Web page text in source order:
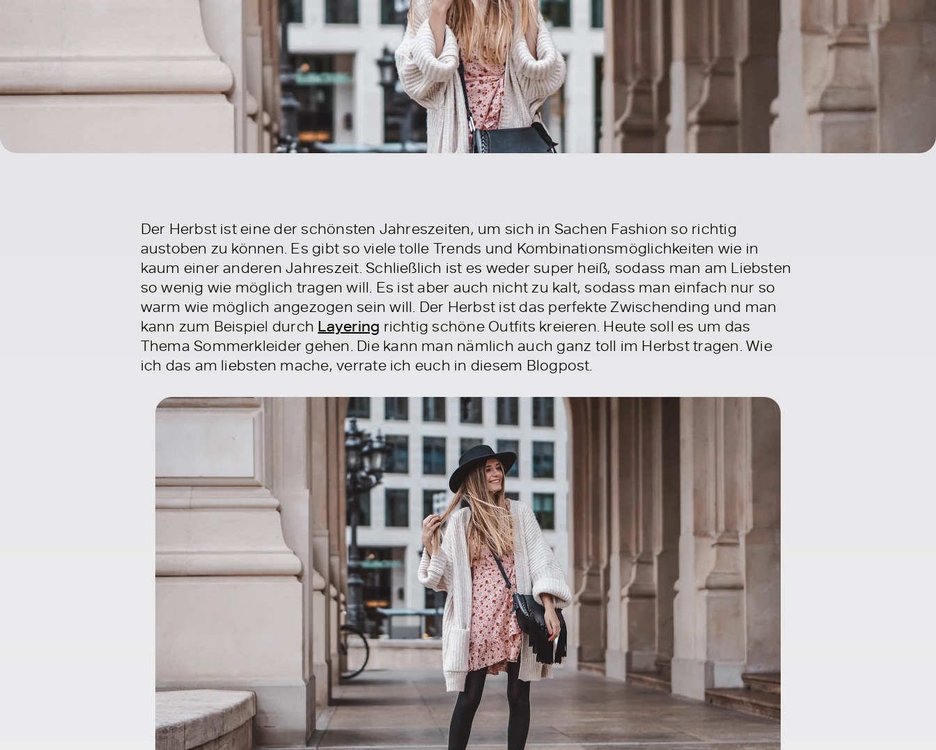
Der Herbst ist eine der schönsten Jahreszeiten, um sich in Sachen Fashion so richtig
austoben zu können. Es gibt so viele tolle Trends und Kombinationsmöglichkeiten wie in
kaum einer anderen Jahreszeit. Schließlich ist es weder super heiß, sodass man am Liebsten
so wenig wie möglich tragen will. Es ist aber auch nicht zu kalt, sodass man einfach nur so
warm wie möglich angezogen sein will. Der Herbst ist das perfekte Zwischending und man
kann zum Beispiel durch Layering richtig schöne Outfits kreieren. Heute soll es um das
Thema Sommerkleider gehen. Die kann man nämlich auch ganz toll im Herbst tragen. Wie
ich das am liebsten mache, verrate ich euch in diesem Blogpost.